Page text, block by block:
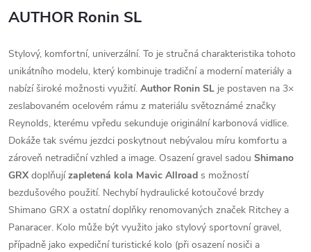
AUTHOR Ronin SL
Stylový, komfortní, univerzální. To je stručná charakteristika tohoto
unikátního modelu, který kombinuje tradiční a moderní materiály a
nabízí široké možnosti využití. Author Ronin SL je postaven na 3×
zeslabovaném ocelovém rámu z materiálu světoznámé značky
Reynolds, kterému vpředu sekunduje originální karbonová vidlice.
Dokáže tak svému jezdci poskytnout nebývalou míru komfortu a
zároveň netradiční vzhled a image. Osazení gravel sadou Shimano
GRX doplňujízapletená kola Mavic Allroad s možností
bezdušového použití. Nechybí hydraulické kotoučové brzdy
Shimano GRX a ostatní doplňky renomovaných značek Ritchey a
Panaracer. Kolo může být využito jako stylový sportovní gravel,
případně jako expediční turistické kolo (při osazení nosiči a